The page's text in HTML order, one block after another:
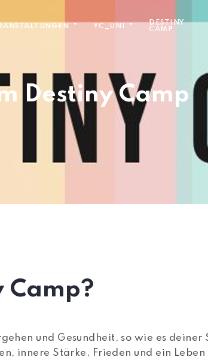
YC_UNI
DESTINY
CAMP
Destiny Camp
Camp?
und Gesundheit, so wie es deiner
innere Stärke, Frieden und ein Leben